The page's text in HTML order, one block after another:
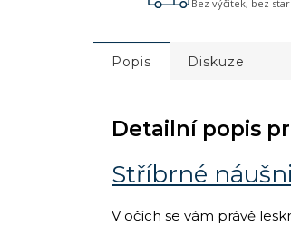
Bez výčitek, bez
Popis Diskuze
Detailní popis
Stříbrné
V očích se vám právě